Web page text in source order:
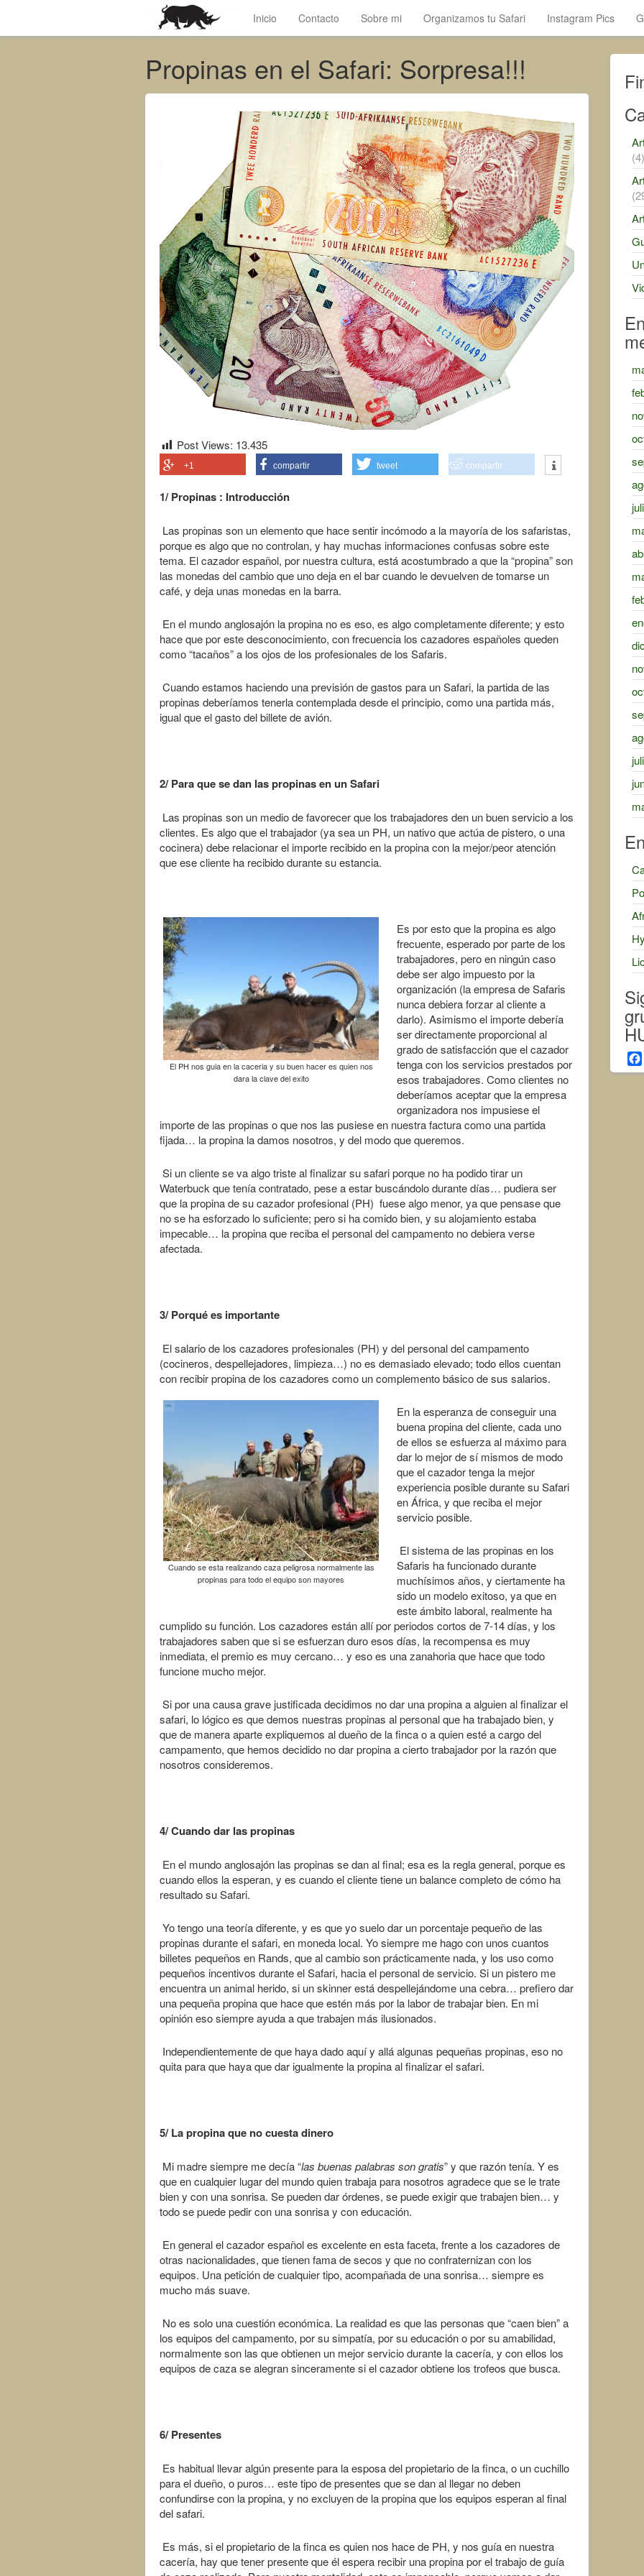
Inicio Contacto Sobre mi Organizamos tu Safari Instagram Pics
Propinas en el Safari: Sorpresa!!!
Post Views: 13.435
+1 compartir tweet compartir
1/ Propinas : Introducción
Las propinas son un elemento que hace sentir incómodo a la mayoría de los safaristas,
porque es algo que no controlan, y hay muchas informaciones confusas sobre este
tema. El cazador español, por nuestra cultura, está acostumbrado a que la “propina” son
las monedas del cambio que uno deja en el bar cuando le devuelven de tomarse un
café, y deja unas monedas en la barra.
En el mundo anglosajón la propina no es eso, es algo completamente diferente; y esto
hace que por este desconocimiento, con frecuencia los cazadores españoles queden
como “tacaños” a los ojos de los profesionales de los Safaris.
Cuando estamos haciendo una previsión de gastos para un Safari, la partida de las
propinas deberíamos tenerla contemplada desde el principio, como una partida más,
igual que el gasto del billete de avión.
2/ Para que se dan las propinas en un Safari
Las propinas son un medio de favorecer que los trabajadores den un buen servicio a los
clientes. Es algo que el trabajador (ya sea un PH, un nativo que actúa de pistero, o una
cocinera) debe relacionar el importe recibido en la propina con la mejor/peor atención
que ese cliente ha recibido durante su estancia.
El PH nos guia en la caceria y su buen hacer es quien nos
dara la clave del exito
Es por esto que la propina es algo
frecuente, esperado por parte de los
trabajadores, pero en ningún caso
debe ser algo impuesto por la
organización (la empresa de Safaris
nunca debiera forzar al cliente a
darlo). Asimismo el importe debería
ser directamente proporcional al
grado de satisfacción que el cazador
tenga con los servicios prestados por
esos trabajadores. Como clientes no
deberíamos aceptar que la empresa
organizadora nos impusiese el
importe de las propinas o que nos las pusiese en nuestra factura como una partida
fijada… la propina la damos nosotros, y del modo que queremos.
Si un cliente se va algo triste al finalizar su safari porque no ha podido tirar un
Waterbuck que tenía contratado, pese a estar buscándolo durante días… pudiera ser
que la propina de su cazador profesional (PH) fuese algo menor, ya que pensase que
no se ha esforzado lo suficiente; pero si ha comido bien, y su alojamiento estaba
impecable… la propina que reciba el personal del campamento no debiera verse
afectada.
3/ Porqué es importante
El salario de los cazadores profesionales (PH) y del personal del campamento
(cocineros, despellejadores, limpieza…) no es demasiado elevado; todo ellos cuentan
con recibir propina de los cazadores como un complemento básico de sus salarios.
Cuando se esta realizando caza peligrosa normalmente las
propinas para todo el equipo son mayores
En la esperanza de conseguir una
buena propina del cliente, cada uno
de ellos se esfuerza al máximo para
dar lo mejor de sí mismos de modo
que el cazador tenga la mejor
experiencia posible durante su Safari
en África, y que reciba el mejor
servicio posible.
El sistema de las propinas en los
Safaris ha funcionado durante
muchísimos años, y ciertamente ha
sido un modelo exitoso, ya que en
este ámbito laboral, realmente ha
cumplido su función. Los cazadores están allí por periodos cortos de 7-14 días, y los
trabajadores saben que si se esfuerzan duro esos días, la recompensa es muy
inmediata, el premio es muy cercano… y eso es una zanahoria que hace que todo
funcione mucho mejor.
Si por una causa grave justificada decidimos no dar una propina a alguien al finalizar el
safari, lo lógico es que demos nuestras propinas al personal que ha trabajado bien, y
que de manera aparte expliquemos al dueño de la finca o a quien esté a cargo del
campamento, que hemos decidido no dar propina a cierto trabajador por la razón que
nosotros consideremos.
4/ Cuando dar las propinas
En el mundo anglosajón las propinas se dan al final; esa es la regla general, porque es
cuando ellos la esperan, y es cuando el cliente tiene un balance completo de cómo ha
resultado su Safari.
Yo tengo una teoría diferente, y es que yo suelo dar un porcentaje pequeño de las
propinas durante el safari, en moneda local. Yo siempre me hago con unos cuantos
billetes pequeños en Rands, que al cambio son prácticamente nada, y los uso como
pequeños incentivos durante el Safari, hacia el personal de servicio. Si un pistero me
encuentra un animal herido, si un skinner está despellejándome una cebra… prefiero dar
una pequeña propina que hace que estén más por la labor de trabajar bien. En mi
opinión eso siempre ayuda a que trabajen más ilusionados.
Independientemente de que haya dado aquí y allá algunas pequeñas propinas, eso no
quita para que haya que dar igualmente la propina al finalizar el safari.
5/ La propina que no cuesta dinero
Mi madre siempre me decía “las buenas palabras son gratis” y que razón tenía. Y es
que en cualquier lugar del mundo quien trabaja para nosotros agradece que se le trate
bien y con una sonrisa. Se pueden dar órdenes, se puede exigir que trabajen bien… y
todo se puede pedir con una sonrisa y con educación.
En general el cazador español es excelente en esta faceta, frente a los cazadores de
otras nacionalidades, que tienen fama de secos y que no confraternizan con los
equipos. Una petición de cualquier tipo, acompañada de una sonrisa… siempre es
mucho más suave.
No es solo una cuestión económica. La realidad es que las personas que “caen bien” a
los equipos del campamento, por su simpatía, por su educación o por su amabilidad,
normalmente son las que obtienen un mejor servicio durante la cacería, y con ellos los
equipos de caza se alegran sinceramente si el cazador obtiene los trofeos que busca.
6/ Presentes
Es habitual llevar algún presente para la esposa del propietario de la finca, o un cuchillo
para el dueño, o puros… este tipo de presentes que se dan al llegar no deben
confundirse con la propina, y no excluyen de la propina que los equipos esperan al final
del safari.
Es más, si el propietario de la finca es quien nos hace de PH, y nos guía en nuestra
cacería, hay que tener presente que él espera recibir una propina por el trabajo de guía
(4)